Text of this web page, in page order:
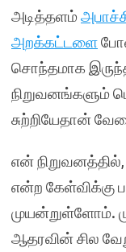
அடித்தளம்
அறக்கட்டளை
சொந்தமாக
நிறுவனங்களும்
சுற்றியேதான்
என்
என்ற கேள்விக்கு
முயன்றுள்ளோம்.
ஆதரவின் சில